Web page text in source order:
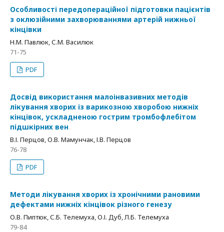
Особливості передопераційної підготовки пацієнтів
з оклюзійними захворюваннями артерій нижньої
кінцівки
Н.М. Павлюк, С.М. Василюк
71-75
PDF
Досвід використання малоінвазивних методів
лікування хворих із варикозною хворобою нижніх
кінцівок, ускладненою гострим тромбофлебітом
підшкірних вен
В.І. Перцов, О.В. Мамунчак, І.В. Перцов
76-78
PDF
Методи лікування хворих із хронічними рановими
дефектами нижніх кінцівок різного генезу
О.В. Пиптюк, С.Б. Телемуха, О.І. Дуб, Л.Б. Телемуха
79-84